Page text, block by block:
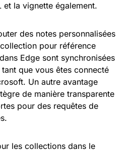
et la vignette également.
des notes personnalisées
pour référence
Edge sont synchronisées
que vous êtes connecté
Un autre avantage
de manière transparente
pour des requêtes de